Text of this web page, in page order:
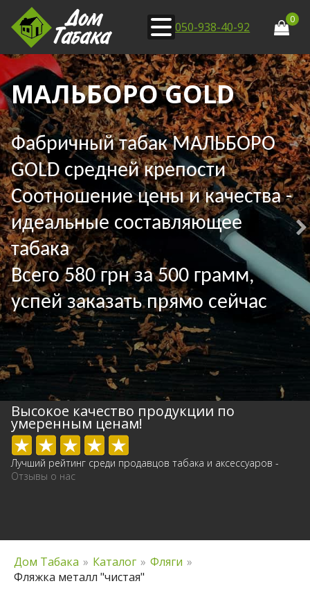
050-938-40-92
0
МАЛЬБОРО GOLD
Фабричный табак МАЛЬБОРО
GOLD средней крепости
Соотношение цены и качества -
идеальные составляющее
табака
Всего 580 грн за 500 грамм,
успей заказать прямо сейчас
Высокое качество продукции по
умеренным ценам!
Лучший рейтинг среди продавцов табака и аксессуаров -
Отзывы о нас
Дом Табака » Каталог » Фляги »
Фляжка металл "чистая"